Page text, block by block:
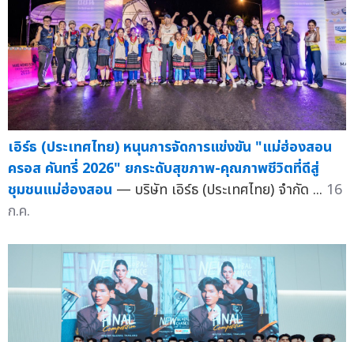
เอิร์ธ (ประเทศไทย) หนุนการจัดการแข่งขัน "แม่ฮ่องสอน
ครอส คันทรี่ 2026" ยกระดับสุขภาพ-คุณภาพชีวิตที่ดีสู่
ชุมชนแม่ฮ่องสอน — บริษัท เอิร์ธ (ประเทศไทย) จำกัด ... 16
ก.ค.